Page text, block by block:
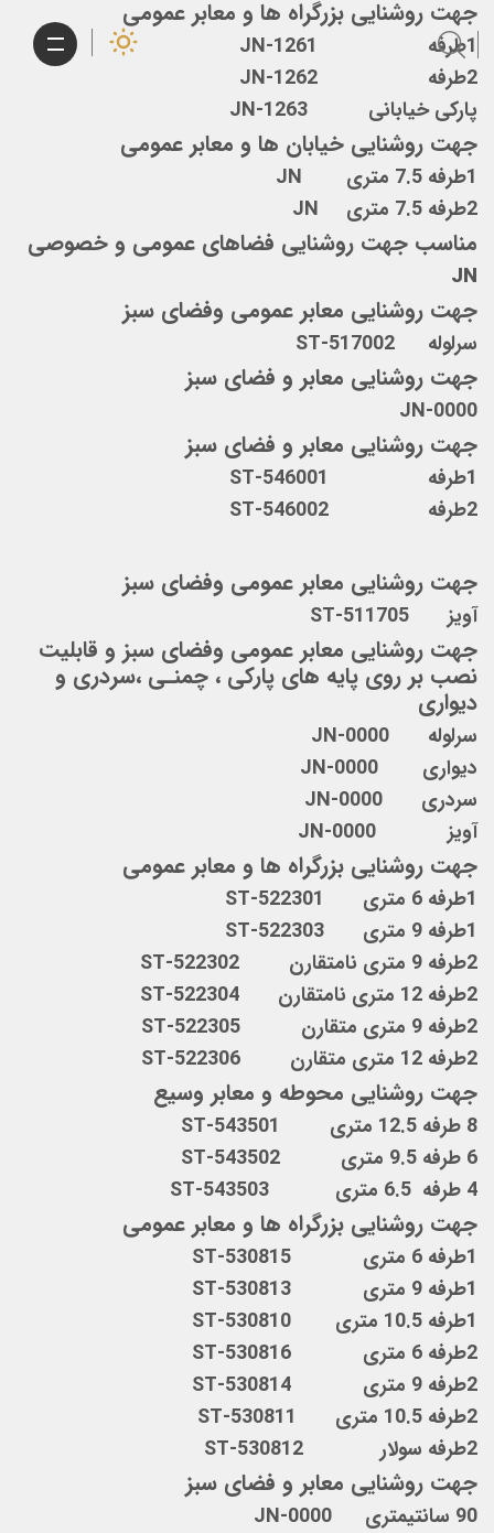
جهت روشنایی بزرگراه ها و معابر عمومی
1طرفه JN-1261
2طرفه JN-1262
پارکی خیابانی JN-1263
جهت روشنایی خیابان ها و معابر عمومی
1طرفه 7.5 متری JN
2طرفه 7.5 متری JN
مناسب جهت روشنایی فضاهای عمومی و خصوصی
JN
جهت روشنایی معابر عمومی وفضای سبز
سرلوله ST-517002
جهت روشنایی معابر و فضای سبز
JN-0000
جهت روشنایی معابر و فضای سبز
1طرفه ST-546001
2طرفه ST-546002
جهت روشنایی معابر عمومی وفضای سبز
آویز ST-511705
جهت روشنایی معابر عمومی وفضای سبز و قابلیت
نصب بر روی پایه های پارکی ، چمنـی ،سردری و
دیواری
سرلوله JN-0000
دیواری JN-0000
سردری JN-0000
آویز JN-0000
جهت روشنایی بزرگراه ها و معابر عمومی
1طرفه 6 متری ST-522301
1طرفه 9 متری ST-522303
2طرفه 9 متری نامتقارن ST-522302
2طرفه 12 متری نامتقارن ST-522304
2طرفه 9 متری متقارن ST-522305
2طرفه 12 متری متقارن ST-522306
جهت روشنایی محوطه و معابر وسیع
8 طرفه 12.5 متری ST-543501
6 طرفه 9.5 متری ST-543502
4 طرفه 6.5 متری ST-543503
جهت روشنایی بزرگراه ها و معابر عمومی
1طرفه 6 متری ST-530815
1طرفه 9 متری ST-530813
1طرفه 10.5 متری ST-530810
2طرفه 6 متری ST-530816
2طرفه 9 متری ST-530814
2طرفه 10.5 متری ST-530811
2طرفه سولار ST-530812
جهت روشنایی معابر و فضای سبز
90 سانتیمتری JN-0000